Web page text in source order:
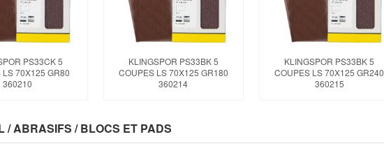
PS33CK 5
LS 70X125 GR80
360210
KLINGSPOR PS33BK 5
COUPES LS 70X125 GR180
360214
KLINGSPOR PS33BK 5
COUPES LS 70X125 GR240
360215
/ ABRASIFS / BLOCS ET PADS